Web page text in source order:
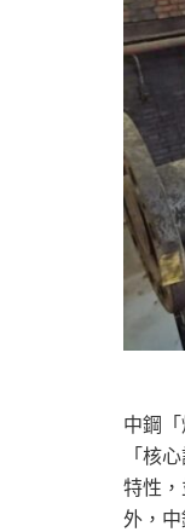
中鋼
「核
特性
外，